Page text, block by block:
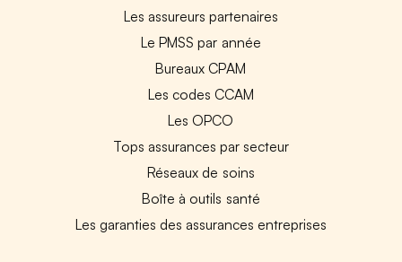
Les assureurs partenaires
Le PMSS par année
Bureaux CPAM
Les codes CCAM
Les OPCO
Tops assurances par secteur
Réseaux de soins
Boîte à outils santé
Les garanties des assurances entreprises